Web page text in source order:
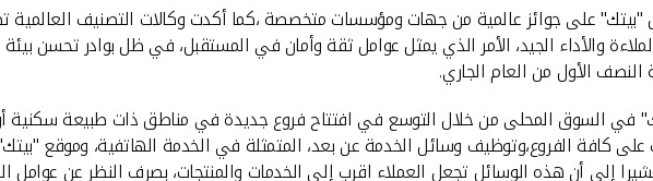
على جوائز عالمية من جهات ومؤسسات متخصصة ،كما أكدت وكالات التصنيف العالمية
والأداء الجيد، الأمر الذي يمثل عوامل ثقة وأمان في المستقبل، في ظل بوادر تحسن
النصف الأول من العام الجاري.
في السوق المحلى من خلال التوسع في افتتاح فروع جديدة في مناطق ذات طبيعة سكنية
إلى أن هذه الوسائل تجعل العملاء اقرب إلى الخدمات والمنتجات، بصرف النظر عن